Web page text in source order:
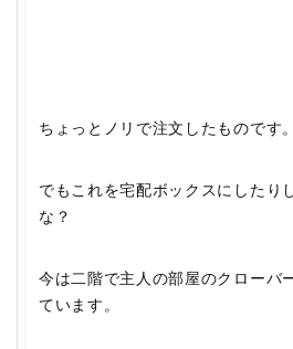
ちょっとノリで注文したものです。
でもこれを宅配ボックスにしたり
な？
今は二階で主人の部屋のクローバ
ています。